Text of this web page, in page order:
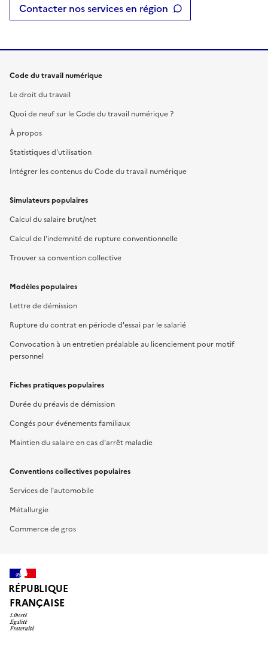
Contacter nos services en région
Code du travail numérique
Le droit du travail
Quoi de neuf sur le Code du travail numérique ?
À propos
Statistiques d'utilisation
Intégrer les contenus du Code du travail numérique
Simulateurs populaires
Calcul du salaire brut/net
Calcul de l'indemnité de rupture conventionnelle
Trouver sa convention collective
Modèles populaires
Lettre de démission
Rupture du contrat en période d'essai par le salarié
Convocation à un entretien préalable au licenciement pour motif
personnel
Fiches pratiques populaires
Durée du préavis de démission
Congés pour événements familiaux
Maintien du salaire en cas d'arrêt maladie
Conventions collectives populaires
Services de l'automobile
Métallurgie
Commerce de gros
RÉPUBLIQUE
FRANÇAISE